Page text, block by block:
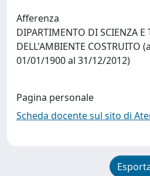
Afferenza
DIPARTIMENTO DI SCIENZA E
DELL'AMBIENTE COSTRUITO
01/01/1900 al 31/12/2012)
Pagina personale
Scheda docente sul sito di